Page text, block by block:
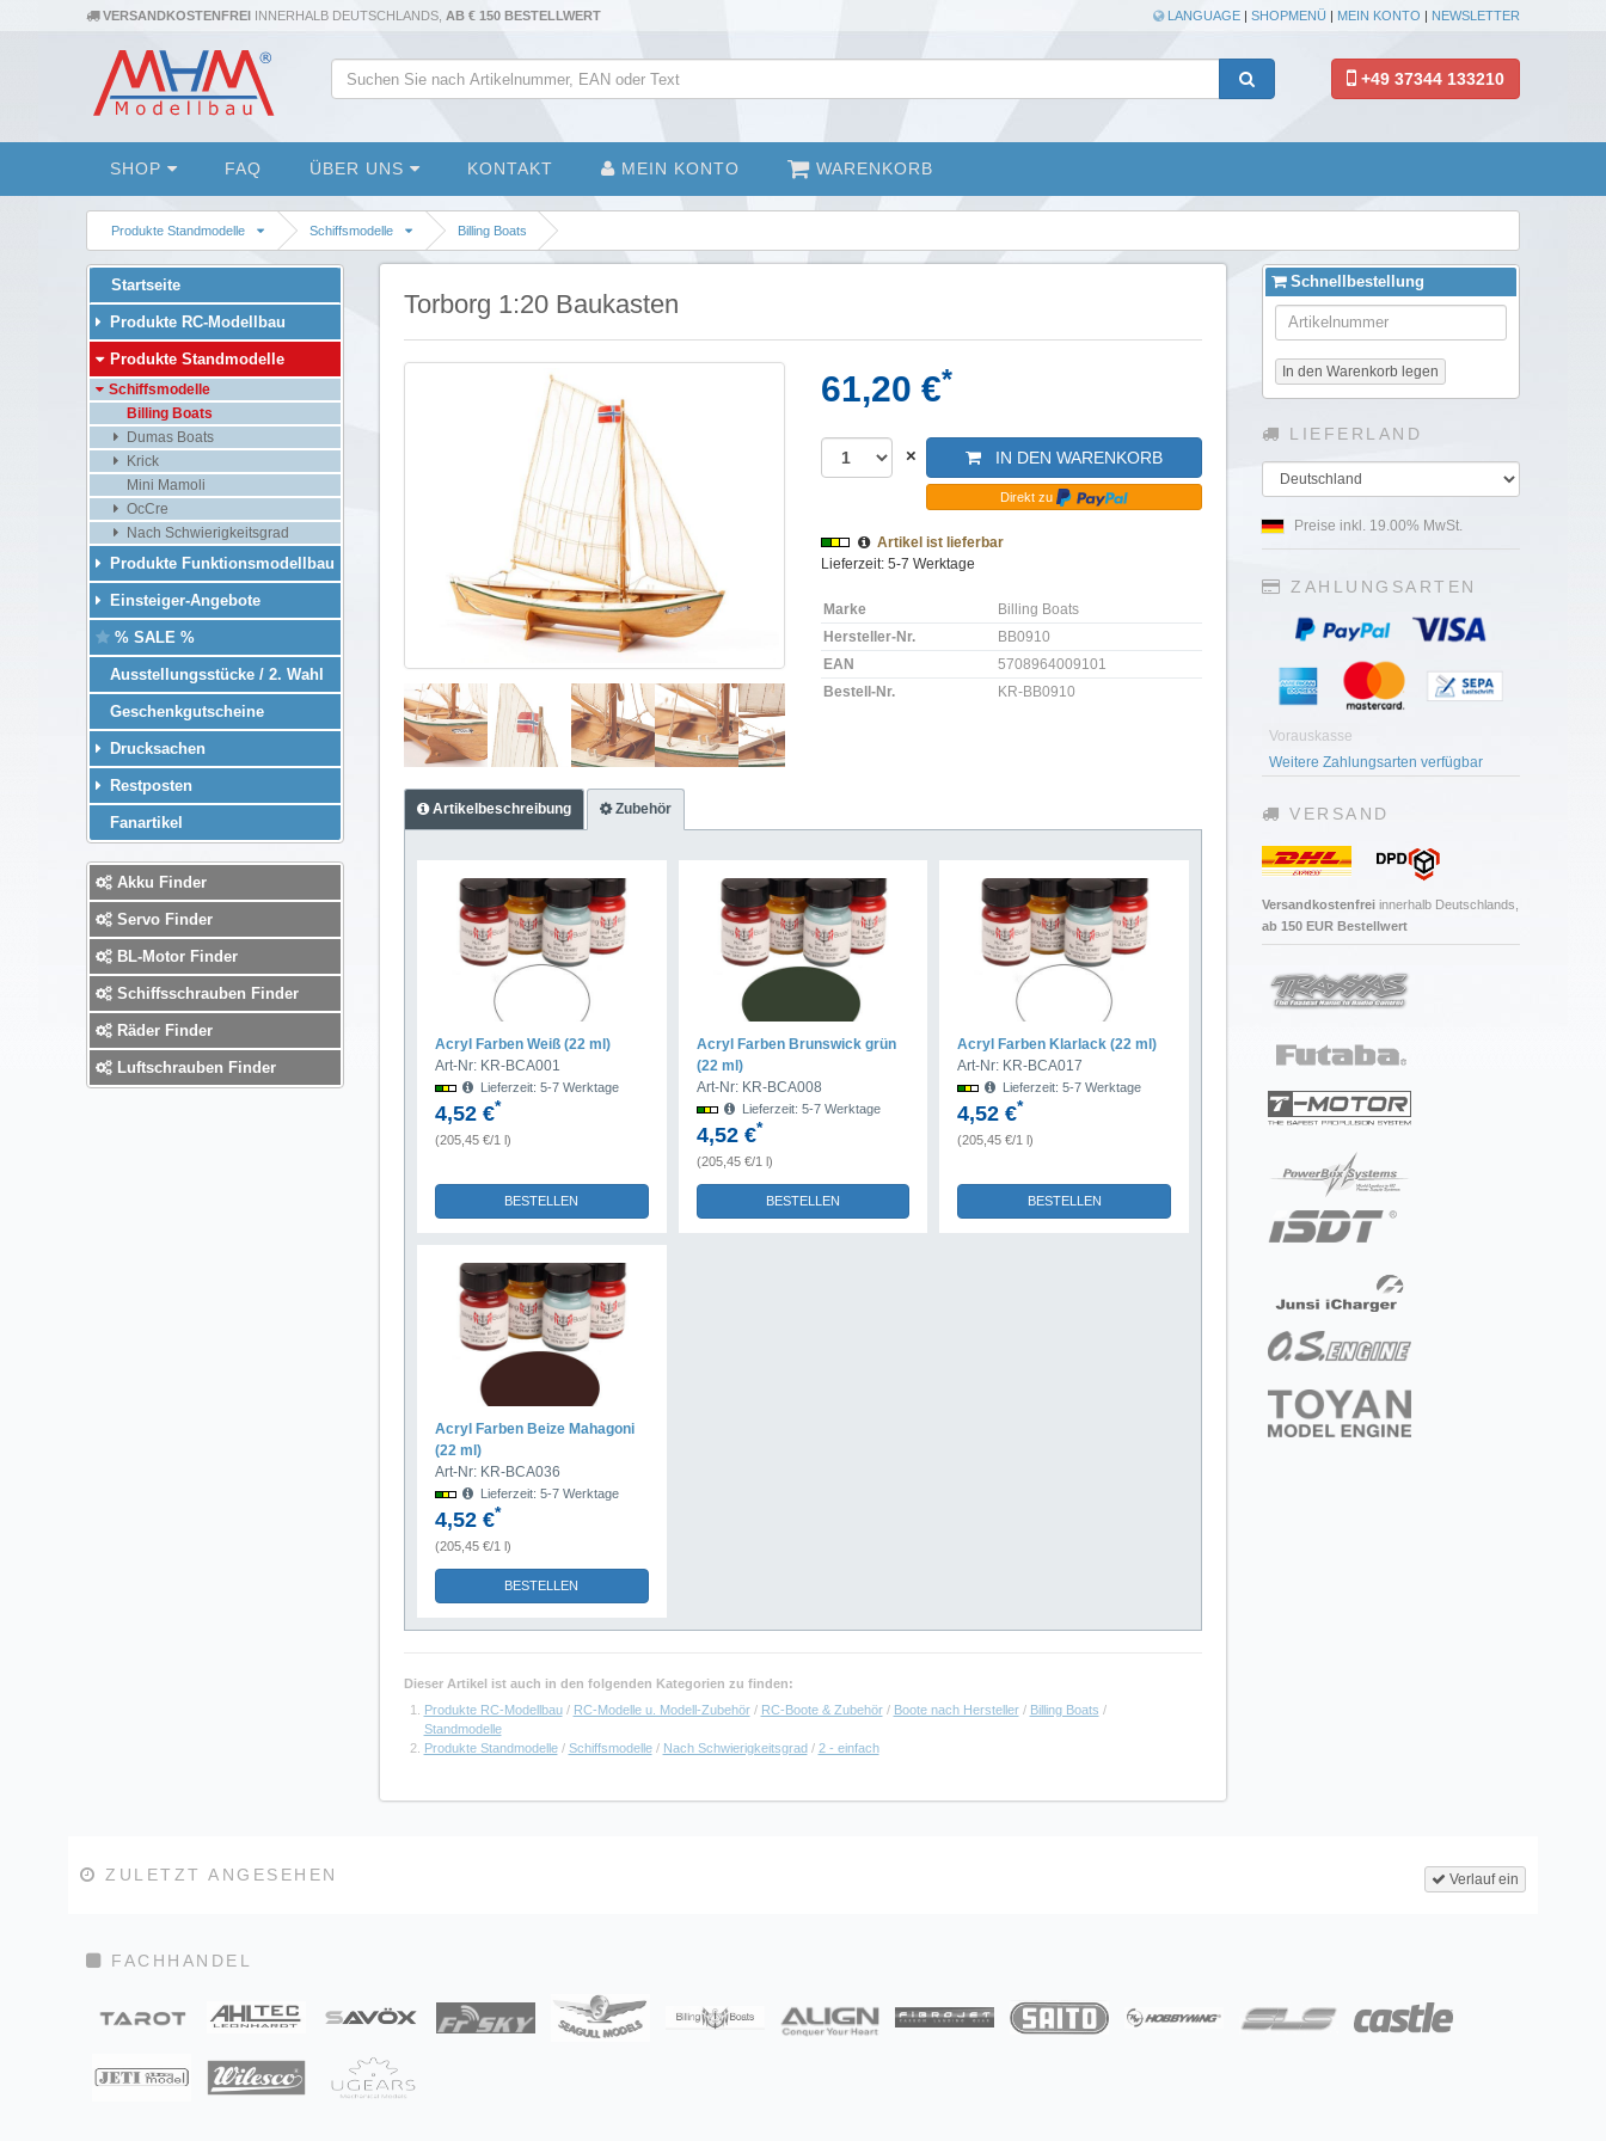
VERSANDKOSTENFREI INNERHALB DEUTSCHLANDS, AB € 150 BESTELLWERT LANGUAGE | SHOPMENÜ | MEIN KONTO | NEWSLETTER
+49 37344 133210
SHOP FAQ ÜBER UNS KONTAKT MEIN KONTO WARENKORB
Produkte Standmodelle Schiffsmodelle Billing Boats
Torborg 1:20 Baukasten
61,20 €*
× IN DEN WARENKORB
Direkt zu
Artikel ist lieferbar
Lieferzeit: 5-7 Werktage
Marke
Billing Boats
Hersteller-Nr.
BB0910
EAN
5708964009101
Bestell-Nr.
KR-BB0910
Artikelbeschreibung Zubehör
Acryl Farben Weiß (22 ml)
Art-Nr: KR-BCA001
Lieferzeit: 5-7 Werktage
4,52 €*
(205,45 €/1 l)
BESTELLEN
Acryl Farben Brunswick grün
(22 ml)
Art-Nr: KR-BCA008
Lieferzeit: 5-7 Werktage
4,52 €*
(205,45 €/1 l)
BESTELLEN
Acryl Farben Klarlack (22 ml)
Art-Nr: KR-BCA017
Lieferzeit: 5-7 Werktage
4,52 €*
(205,45 €/1 l)
BESTELLEN
Acryl Farben Beize Mahagoni
(22 ml)
Art-Nr: KR-BCA036
Lieferzeit: 5-7 Werktage
4,52 €*
(205,45 €/1 l)
BESTELLEN
Dieser Artikel ist auch in den folgenden Kategorien zu finden:
Produkte RC-Modellbau/ RC-Modelle u. Modell-Zubehör/ RC-Boote & Zubehör/ Boote nach Hersteller/ Billing Boats /
Standmodelle
Produkte Standmodelle/ Schiffsmodelle/ Nach Schwierigkeitsgrad/ 2 - einfach
Startseite
Produkte RC-Modellbau
Produkte Standmodelle
Schiffsmodelle
Billing Boats
Dumas Boats
Krick
Mini Mamoli
OcCre
Nach Schwierigkeitsgrad
Produkte Funktionsmodellbau
Einsteiger-Angebote
% SALE %
Ausstellungsstücke / 2. Wahl
Geschenkgutscheine
Drucksachen
Restposten
Fanartikel
Akku Finder
Servo Finder
BL-Motor Finder
Schiffsschrauben Finder
Räder Finder
Luftschrauben Finder
Schnellbestellung
In den Warenkorb legen
LIEFERLAND
Land
Preise inkl. 19.00% MwSt.
ZAHLUNGSARTEN
Vorauskasse
Weitere Zahlungsarten verfügbar
VERSAND
Versandkostenfrei innerhalb Deutschlands,
ab 150 EUR Bestellwert
Verlauf ein
ZULETZT ANGESEHEN
FACHHANDEL